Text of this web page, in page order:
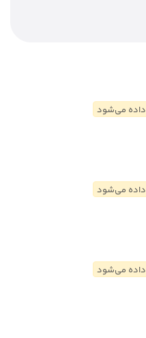
داده می‌شود
داده می‌شود
داده می‌شود